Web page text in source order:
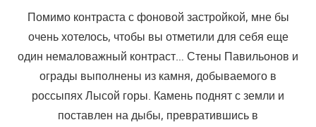
Помимо контраста с фоновой застройкой, мне бы
очень хотелось, чтобы вы отметили для себя еще
один немаловажный контраст… Стены Павильонов и
ограды выполнены из камня, добываемого в
россыпях Лысой горы. Камень поднят с земли и
поставлен на дыбы, превратившись в